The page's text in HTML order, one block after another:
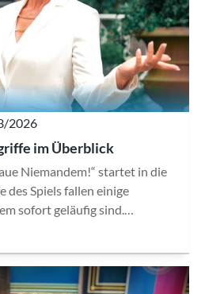
2026
im Überblick
Niemandem!“ startet in die
des Spiels fallen einige
sofort geläufig sind.…